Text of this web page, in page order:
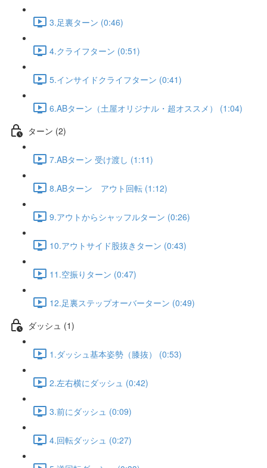
3.足裏ターン (0:46)
4.クライフターン (0:51)
5.インサイドクライフターン (0:41)
6.ABターン（土屋オリジナル・超オススメ） (1:04)
ターン (2)
7.ABターン 受け渡し (1:11)
8.ABターン アウト回転 (1:12)
9.アウトからシャッフルターン (0:26)
10.アウトサイド股抜きターン (0:43)
11.空振りターン (0:47)
12.足裏ステップオーバーターン (0:49)
ダッシュ (1)
1.ダッシュ基本姿勢（膝抜） (0:53)
2.左右横にダッシュ (0:42)
3.前にダッシュ (0:09)
4.回転ダッシュ (0:27)